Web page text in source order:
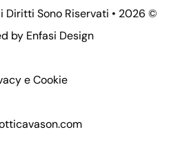
Sono Riservati • 2026 ©
by Enfasi Design
e Cookie